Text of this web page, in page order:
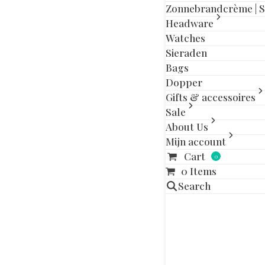
Zonnebrandcrème |
Headware
Watches
Sieraden
Bags
Dopper
Gifts & accessoires
Sale
About Us
Mijn account
Cart
0
0 Items
Search